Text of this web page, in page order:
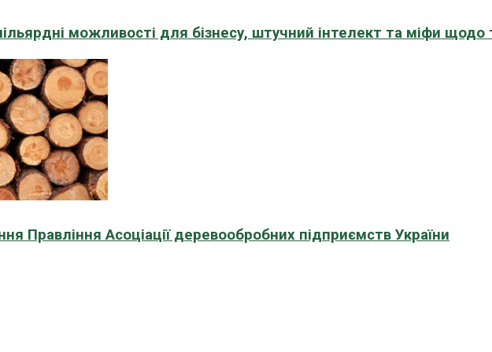
можливості для бізнесу, штучний інтелект та міфи щодо
Правління Асоціації деревообробних підприємств України